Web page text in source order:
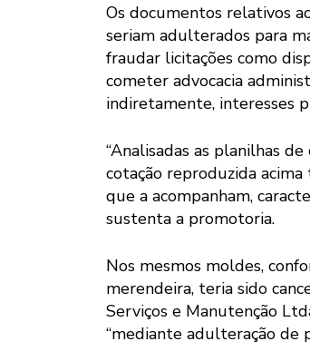
Os documentos relativos
seriam adulterados para
fraudar licitações como
cometer advocacia
indiretamente, interesses
“Analisadas as planilhas
cotação reproduzida
que a acompanham,
sustenta a promotoria.
Nos mesmos moldes,
merendeira, teria sido
Serviços e Manutenção
“mediante adulteração de